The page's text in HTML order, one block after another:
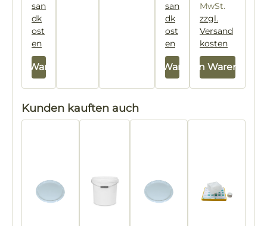
san
dk
ost
en
den Warenkorb
san
dk
ost
en
In den Warenkorb
MwSt.
zzgl.
Versand
kosten
In den Warenkorb
Produktgalerie überspringen
Kunden kauften auch